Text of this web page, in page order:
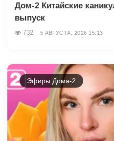
Дом-2 Китайские
выпуск
732 5 АВГУСТА, 2026 15:13
Эфиры Дома-2